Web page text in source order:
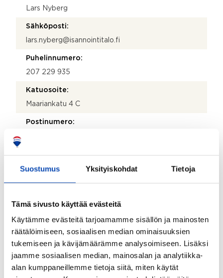
Suostumus Yksityiskohdat Tietoja
Tämä sivusto käyttää evästeitä
Käytämme evästeitä tarjoamamme sisällön ja mainosten
räätälöimiseen, sosiaalisen median ominaisuuksien
tukemiseen ja kävijämäärämme analysoimiseen. Lisäksi
jaamme sosiaalisen median, mainosalan ja analytiikka-
alan kumppaneillemme tietoja siitä, miten käytät
Lars Nyberg
Sähköposti:
lars.nyberg@isannointitalo.fi
Puhelinnumero:
207 229 935
Katuosoite:
Maariankatu 4 C
Postinumero:
Postitoimipaikka:
Turku
Valmistumisvuosi:
1957
Käyttöönottovuosi:
1957